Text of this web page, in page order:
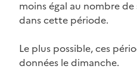
moins égal au nombre
dans cette période.
Le plus possible, ces
données le dimanche.